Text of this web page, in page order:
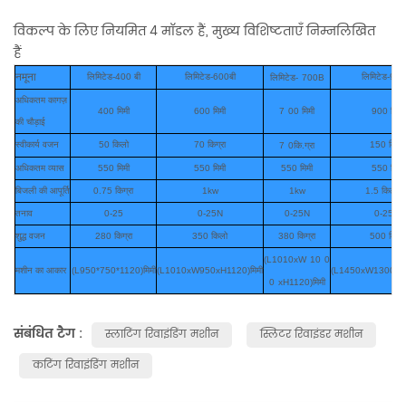
विकल्प के लिए नियमित 4 मॉडल हैं, मुख्य विशिष्टताएँ निम्नलिखित
हैं
नमूना लिमिटेड-400 बी लिमिटेड-600बी लिमिटेड- 700B लिमिटेड-
अधिकतम कागज़
की चौड़ाई
400 मिमी 600 मिमी 7 00 मिमी 900 मिमी
स्वीकार्य वजन 50 किलो 70 किग्रा 7 0कि.ग्रा 150 किलो
अधिकतम व्यास 550 मिमी 550 मिमी 550 मिमी 550 मिमी
बिजली की आपूर्ति 0.75 किग्रा 1kw 1kw 1.5
तनाव 0-25 0-25N 0-25N 0-25N
शुद्ध वजन 280 किग्रा 350 किलो 380 किग्रा 500 किलो
मशीन का आकार (L950*750*1120)मिमी(L1010xW950xH1120)मिमी
(L1010xW 10 0
0 xH1120)मिमी
संबंधित टैग : स्लाटिंग रिवाइंडिंग मशीन
स्लिटर रिवाइंडर मशीन
कटिंग रिवाइंडिंग मशीन